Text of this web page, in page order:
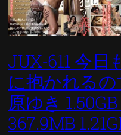
JUX-611 今日
に抱かれる
原ゆき
367.9MB